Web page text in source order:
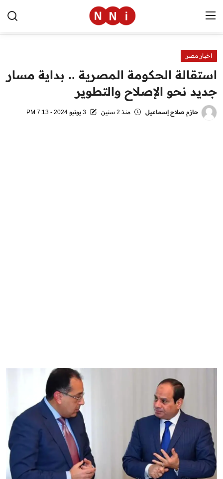
الرئيسية
اخبار مصر
العالم
اخبار مصر
استقالة الحكومة المصرية .. بداية مسار
جديد نحو الإصلاح والتطوير
حازم صلاح إسماعيل منذ 2 سنين 3 يونيو 2024 - 7:13 PM